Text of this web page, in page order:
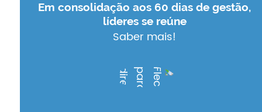
Em consolidação aos 60 dias de gestão,
líderes se reúne
Saber mais!